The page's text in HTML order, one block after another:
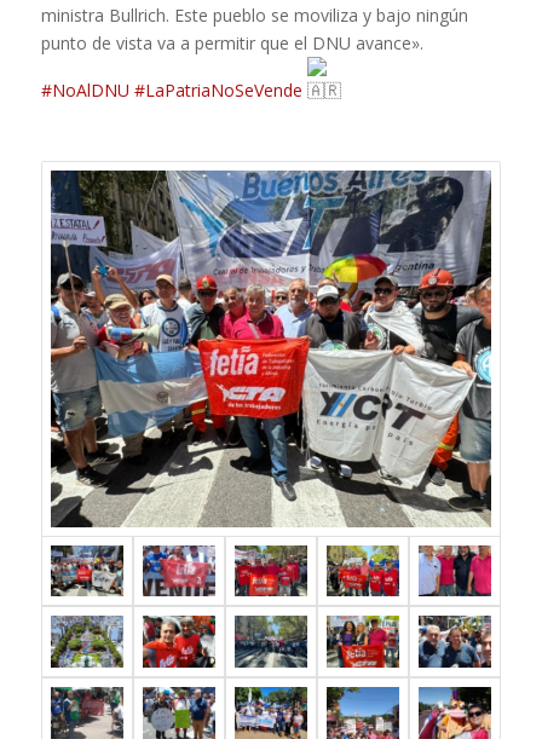
ministra Bullrich. Este pueblo se moviliza y bajo ningún
punto de vista va a permitir que el DNU avance».
#NoAlDNU #LaPatriaNoSeVende